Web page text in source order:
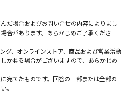
だ場合およびお問い合せの内容によりまし
合があります。あらかじめご了承くださ
グ、オンラインストア、商品および営業活動
かねる場合がございますので、あらかじめ
宛てたものです。回答の一部または全部の
。